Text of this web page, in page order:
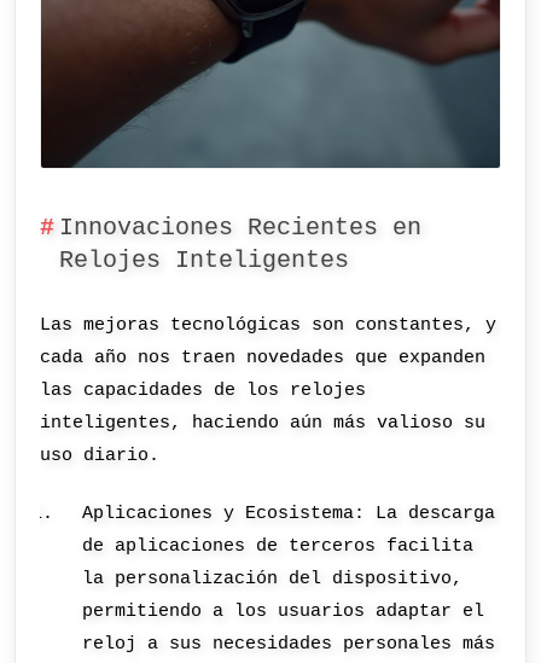
Innovaciones Recientes en
Relojes Inteligentes
Las mejoras tecnológicas son constantes, y
cada año nos traen novedades que expanden
las capacidades de los relojes
inteligentes, haciendo aún más valioso su
uso diario.
Aplicaciones y Ecosistema: La descarga
de aplicaciones de terceros facilita
la personalización del dispositivo,
permitiendo a los usuarios adaptar el
reloj a sus necesidades personales más